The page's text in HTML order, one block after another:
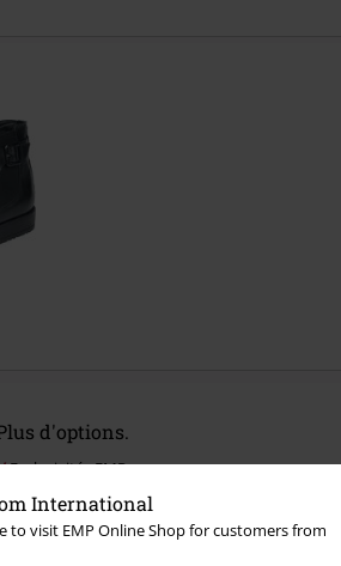
International
to visit EMP Online Shop for customers from
d'options.
Exclusivités EMP
EMP Homme